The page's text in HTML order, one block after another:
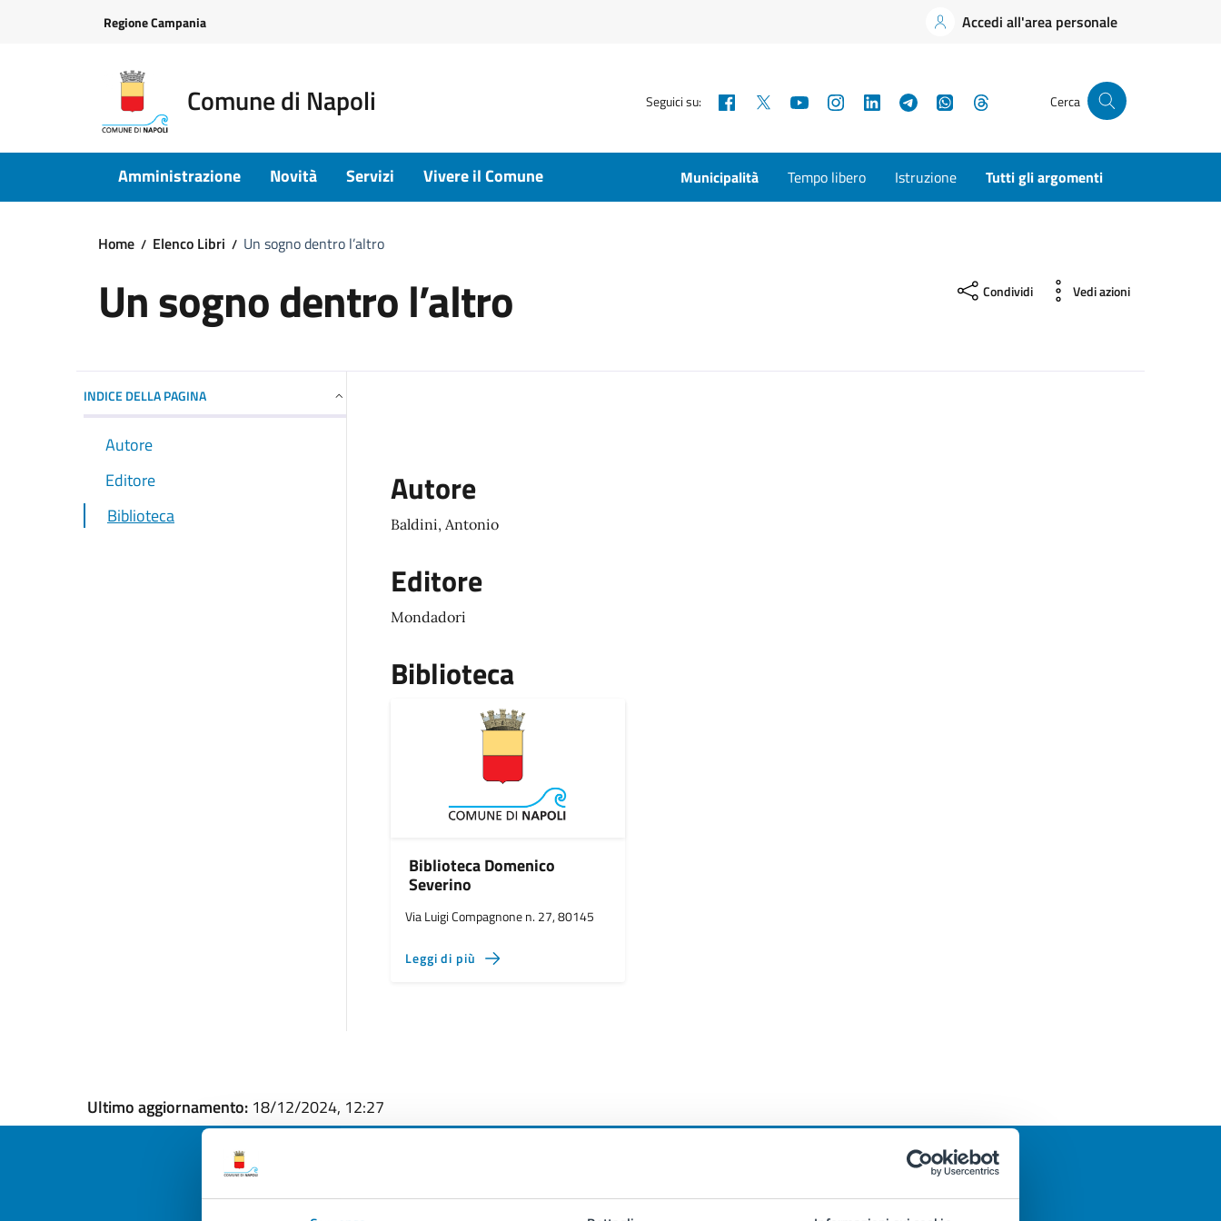
Regione Campania Accedi all'area personale
Comune di Napoli Seguici su: Facebook YouTubeInstagramLinkedInTelegramWhatsApp Cerca
Amministrazione Novità Servizi Vivere il Comune Municipalità Tempo libero Istruzione Tutti gli argomenti
Home Elenco Libri Un sogno dentro l’altro
Un sogno dentro l’altro Condividi Vedi azioni
INDICE DELLA PAGINA
Autore
Editore
Biblioteca
Autore
Baldini, Antonio
Editore
Mondadori
Biblioteca
Biblioteca Domenico
Severino
Via Luigi Compagnone n. 27, 80145
Leggi di più
Ultimo aggiornamento: 18/12/2024, 12:27